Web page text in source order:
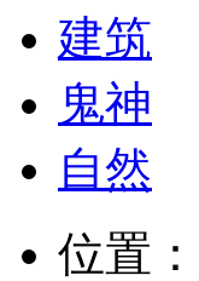
建筑
鬼神
自然
位置：